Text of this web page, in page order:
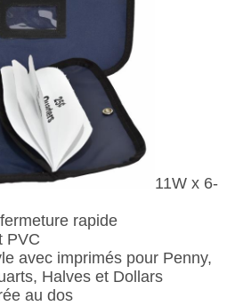
11W x 6-
rapide
PVC
avec imprimés pour Penny,
Halves et Dollars
au dos